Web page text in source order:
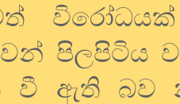
පිලපිටිය
වී ඇති බව